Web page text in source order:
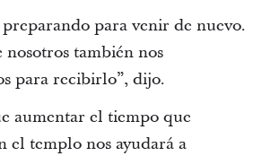
preparando para venir de nuevo.
nosotros también nos
para recibirlo”, dijo.
aumentar el tiempo que
el templo nos ayudará a